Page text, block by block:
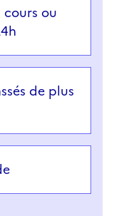
cours ou
de plus